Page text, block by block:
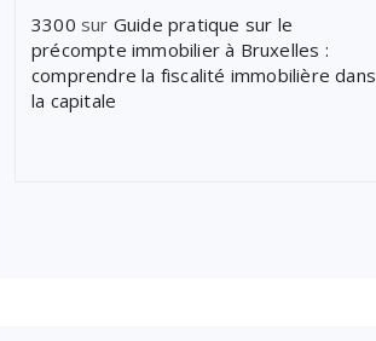
3300 sur Guide pratique sur le
précompte immobilier à Bruxelles :
comprendre la fiscalité immobilière dans
la capitale